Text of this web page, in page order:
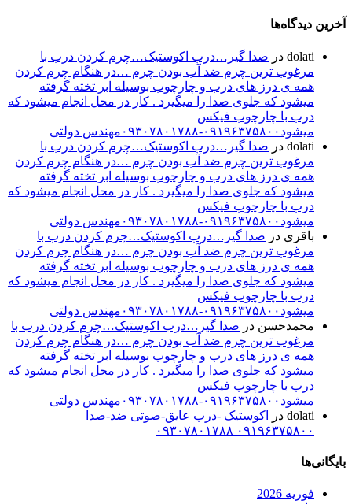
درصدا گیر…درب اکوستیک…چرم کردن درب با
ترین چرم ضد آب بودن چرم …در هنگام چرم کردن
ی درز های درب و چارچوب بوسیله ابر تخته گرفته
که جلوی صدا را میگیرد . کار در محل انجام میشود که
با چارچوب فیکس
درصدا گیر…درب اکوستیک…چرم کردن درب با
ترین چرم ضد آب بودن چرم …در هنگام چرم کردن
ی درز های درب و چارچوب بوسیله ابر تخته گرفته
که جلوی صدا را میگیرد . کار در محل انجام میشود که
با چارچوب فیکس
درصدا گیر…درب اکوستیک…چرم کردن درب با
ترین چرم ضد آب بودن چرم …در هنگام چرم کردن
ی درز های درب و چارچوب بوسیله ابر تخته گرفته
که جلوی صدا را میگیرد . کار در محل انجام میشود که
با چارچوب فیکس
درصدا گیر…درب اکوستیک…چرم کردن درب با
ترین چرم ضد آب بودن چرم …در هنگام چرم کردن
ی درز های درب و چارچوب بوسیله ابر تخته گرفته
که جلوی صدا را میگیرد . کار در محل انجام میشود که
با چارچوب فیکس
دراکوستیک -درب عایق-صوتی ضد-صدا
۰۹۳۰۷۸۰۱۷۸۸
2026